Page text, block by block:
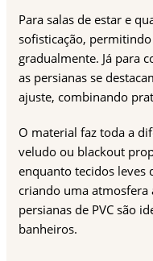
Para salas de estar e
sofisticação,
gradualmente. Já para
as persianas se
ajuste, combinando
O material faz toda a
veludo ou blackout
enquanto tecidos leves
criando uma atmosfera
persianas de PVC são
banheiros.